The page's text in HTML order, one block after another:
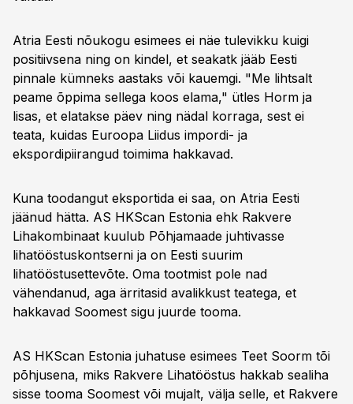
Atria Eesti nõukogu esimees ei näe tulevikku kuigi
positiivsena ning on kindel, et seakatk jääb Eesti
pinnale kümneks aastaks või kauemgi. "Me lihtsalt
peame õppima sellega koos elama," ütles Horm ja
lisas, et elatakse päev ning nädal korraga, sest ei
teata, kuidas Euroopa Liidus impordi- ja
ekspordipiirangud toimima hakkavad.
Kuna toodangut eksportida ei saa, on Atria Eesti
jäänud hätta. AS HKScan Estonia ehk Rakvere
Lihakombinaat kuulub Põhjamaade juhtivasse
lihatööstuskontserni ja on Eesti suurim
lihatööstusettevõte. Oma tootmist pole nad
vähendanud, aga ärritasid avalikkust teatega, et
hakkavad Soomest sigu juurde tooma.
AS HKScan Estonia juhatuse esimees Teet Soorm tõi
põhjusena, miks Rakvere Lihatööstus hakkab sealiha
sisse tooma Soomest või mujalt, välja selle, et Rakvere